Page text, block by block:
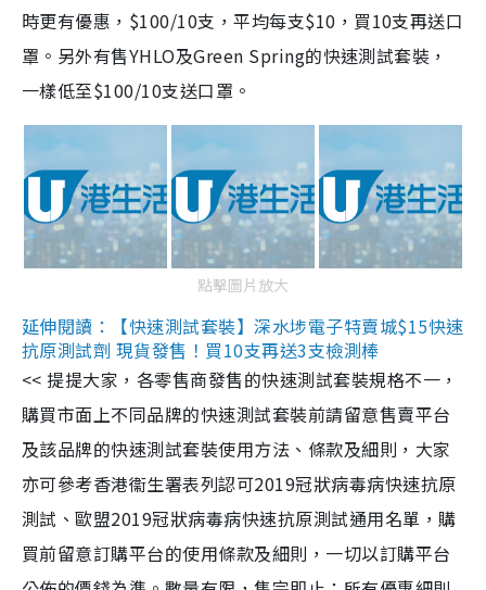
時更有優惠，$100/10支，平均每支$10，買10支再送口
罩。另外有售YHLO及Green Spring的快速測試套裝，
一樣低至$100/10支送口罩。
點擊圖片放大
延伸閱讀：【快速測試套裝】深水埗電子特賣城$15快速
抗原測試劑 現貨發售！買10支再送3支檢測棒
<< 提提大家，各零售商發售的快速測試套裝規格不一，
購買市面上不同品牌的快速測試套裝前請留意售賣平台
及該品牌的快速測試套裝使用方法、條款及細則，大家
亦可參考香港衞生署表列認可2019冠狀病毒病快速抗原
測試、歐盟2019冠狀病毒病快速抗原測試通用名單，購
買前留意訂購平台的使用條款及細則，一切以訂購平台